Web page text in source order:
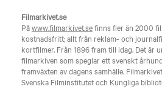
Filmarkivet.se
Påwww.filmarkivet.sefinns fler än 2000
kostnadsfritt; allt från reklam- och
kortfilmer. Från 1896 fram till idag. Det är
filmarkiven som speglar ett svenskt
framväxten av dagens samhälle.
Svenska Filminstitutet och Kungliga